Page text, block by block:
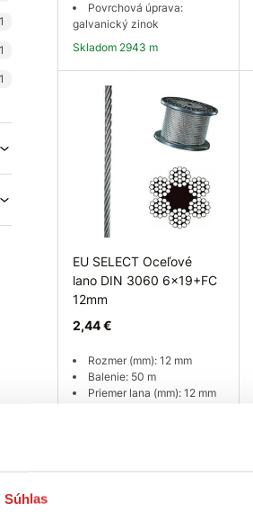
Súhlas
1
1
1
Povrchová úprava:
galvanický zinok
Skladom 2943 m
EU SELECT Oceľové
lano DIN 3060 6x19+FC
12mm
2,44 €
Rozmer (mm): 12 mm
Balenie: 50 m
Priemer lana (mm): 12 mm